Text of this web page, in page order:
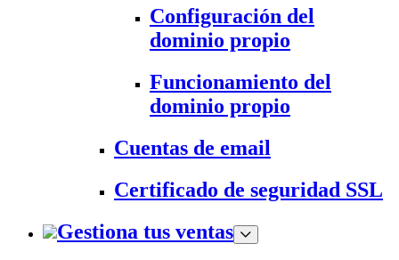
Configuración del
dominio propio
Funcionamiento del
dominio propio
Cuentas de email
Certificado de seguridad SSL
Gestiona tus ventas